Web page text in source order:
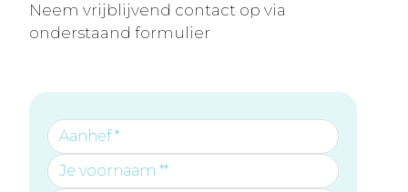
Neem vrijblijvend contact op via
onderstaand formulier